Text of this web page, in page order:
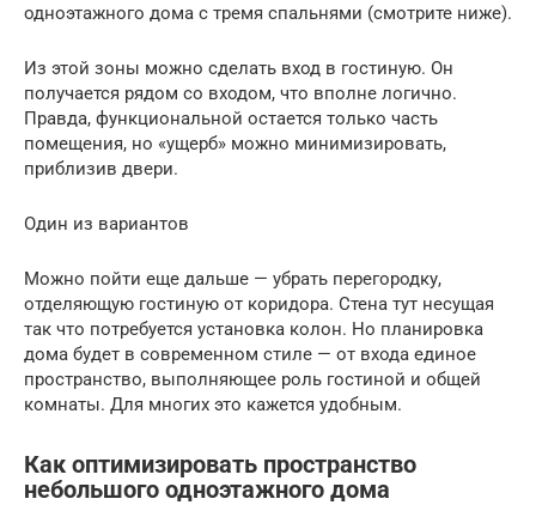
одноэтажного дома с тремя спальнями (смотрите ниже).
Из этой зоны можно сделать вход в гостиную. Он
получается рядом со входом, что вполне логично.
Правда, функциональной остается только часть
помещения, но «ущерб» можно минимизировать,
приблизив двери.
Один из вариантов
Можно пойти еще дальше — убрать перегородку,
отделяющую гостиную от коридора. Стена тут несущая
так что потребуется установка колон. Но планировка
дома будет в современном стиле — от входа единое
пространство, выполняющее роль гостиной и общей
комнаты. Для многих это кажется удобным.
Как оптимизировать пространство
небольшого одноэтажного дома